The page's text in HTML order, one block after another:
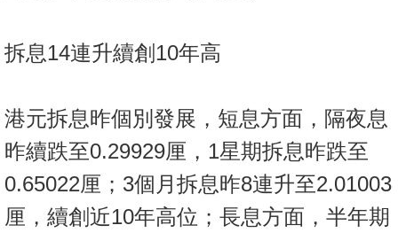
業
關
於
我
們
拆息14連升續創10年高
港元拆息昨個別發展，短息方面，隔夜息
昨續跌至0.29929厘，1星期拆息昨跌至
0.65022厘；3個月拆息昨8連升至2.01003
厘，續創近10年高位；長息方面，半年期